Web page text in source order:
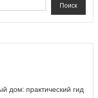
Поиск
дом: практический гид